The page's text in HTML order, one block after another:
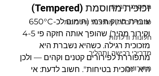
מחסומי חנייה
פרופיל בלגי, מחיצות וויטרינות
חלונות ודלתות
מדריכי רכישה ותהליך
מחירונים
זכוכית מחוסמת (Tempered)
מזכוכית רגילה. כשהיא נשברת היא
מתפוררת לפירורים קטנים וקהים — ולכן
היא "זכוכית בטיחות". חשוב לדעת: אי